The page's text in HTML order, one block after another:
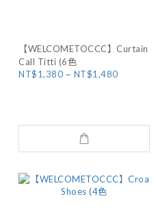
【WELCOMETOCCC】Curtain
Call Titti (6色
NT$1,380 ~ NT$1,480